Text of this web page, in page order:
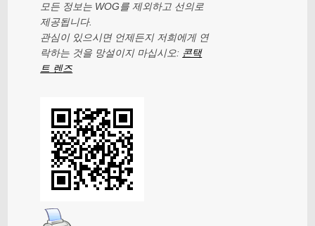
모든 정보는 WOG를 제외하고 선의로
제공됩니다.
관심이 있으시면 언제든지 저희에게 연
락하는 것을 망설이지 마십시오: 콘택
트 렌즈